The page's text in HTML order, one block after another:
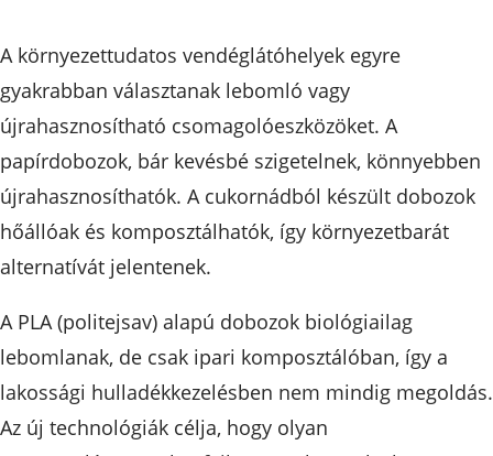
A környezettudatos vendéglátóhelyek egyre
gyakrabban választanak lebomló vagy
újrahasznosítható csomagolóeszközöket. A
papírdobozok, bár kevésbé szigetelnek, könnyebben
újrahasznosíthatók. A cukornádból készült dobozok
hőállóak és komposztálhatók, így környezetbarát
alternatívát jelentenek.
A PLA (politejsav) alapú dobozok biológiailag
lebomlanak, de csak ipari komposztálóban, így a
lakossági hulladékkezelésben nem mindig megoldás.
Az új technológiák célja, hogy olyan